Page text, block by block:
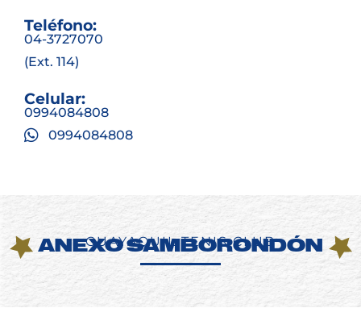
Teléfono:
04-3727070
(Ext. 114)
Celular:
0994084808
0994084808
GUAYAQUIL TENIS CLUB
ANEXO SAMBORONDÓN